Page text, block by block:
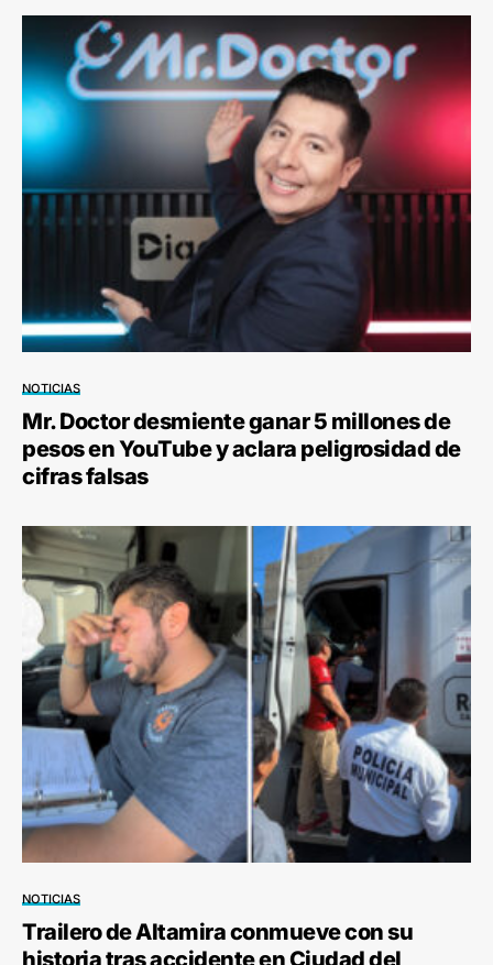
NOTICIAS
Mr. Doctor desmiente ganar 5 millones de
pesos en YouTube y aclara peligrosidad de
cifras falsas
NOTICIAS
Trailero de Altamira conmueve con su
historia tras accidente en Ciudad del